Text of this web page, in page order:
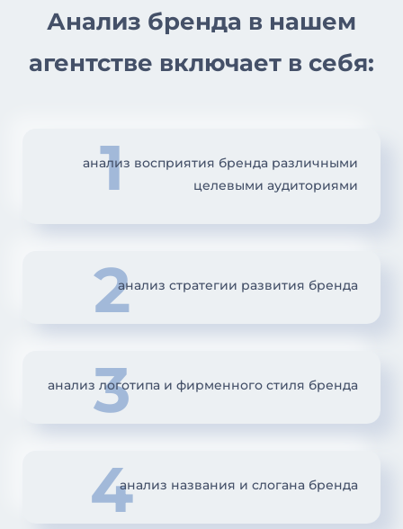
Анализ бренда в нашем
агентстве включает в себя:
1
анализ восприятия бренда различными
целевыми аудиториями
2анализ стратегии развития бренда
3
анализ логотипа и фирменного стиля бренда
4анализ названия и слогана бренда